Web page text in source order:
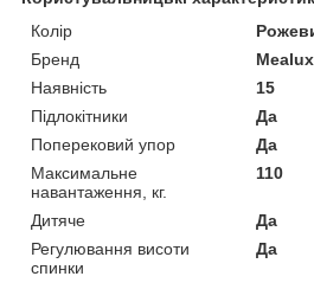
Колір
Бренд
Mealux
Наявність
15
Підлокітники
Да
Поперековий упор
Да
Максимальне
навантаження, кг.
110
Дитяче
Да
Регулювання висоти
спинки
Да